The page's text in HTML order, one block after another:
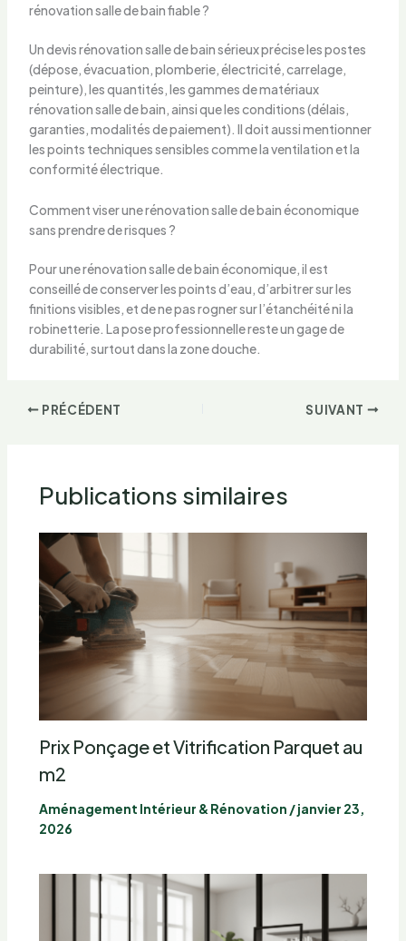
rénovation salle de bain fiable ?
Un devis rénovation salle de bain sérieux précise les postes
(dépose, évacuation, plomberie, électricité, carrelage,
peinture), les quantités, les gammes de matériaux
rénovation salle de bain, ainsi que les conditions (délais,
garanties, modalités de paiement). Il doit aussi mentionner
les points techniques sensibles comme la ventilation et la
conformité électrique.
Comment viser une rénovation salle de bain économique
sans prendre de risques ?
Pour une rénovation salle de bain économique, il est
conseillé de conserver les points d’eau, d’arbitrer sur les
finitions visibles, et de ne pas rogner sur l’étanchéité ni la
robinetterie. La pose professionnelle reste un gage de
durabilité, surtout dans la zone douche.
PRÉCÉDENT SUIVANT
Publications similaires
Prix Ponçage et Vitrification Parquet au
m2
Aménagement Intérieur & Rénovation /janvier 23,
2026